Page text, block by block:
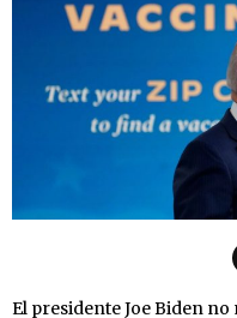
El presidente Joe Biden